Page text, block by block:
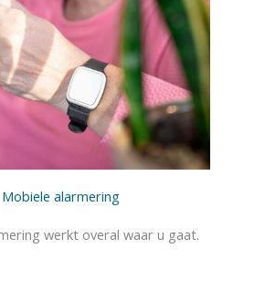
Mobiele alarmering
werkt overal waar u gaat.